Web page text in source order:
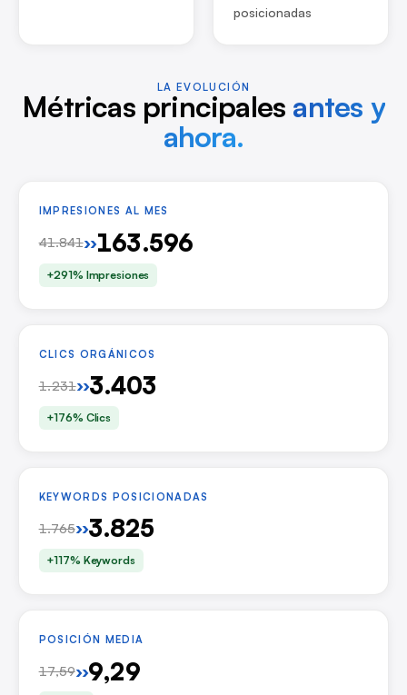
posicionadas
LA EVOLUCIÓN
Métricas principales antes y
ahora.
IMPRESIONES AL MES
41.841››163.596
+291% Impresiones
CLICS ORGÁNICOS
1.231››3.403
+176% Clics
KEYWORDS POSICIONADAS
1.765››3.825
+117% Keywords
POSICIÓN MEDIA
17,59››9,29